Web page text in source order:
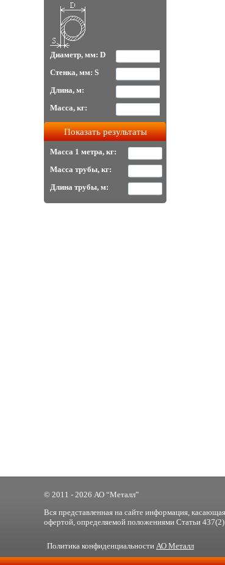
Диаметр, мм: D
Стенка, мм: S
Длина, м:
Масса, кг:
Масса 1 метра, кг:
Масса трубы, кг:
Длина трубы, м:
© 2011 - 2026 АО “Металл”
Вся представленная на сайте информация,
офертой, определяемой положениями Статьи
Политика конфиденциальности АО Металл